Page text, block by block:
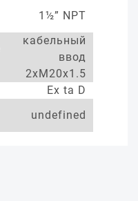
1½” NPT
кабельный
ввод
2xM20x1.5
Ex ta D
undefined